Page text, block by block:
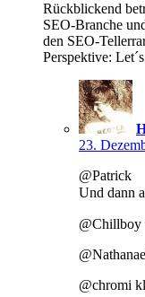
Rückblickend
SEO-Branche
den SEO-
Perspektive:
23.
@Patrick
Und dann
@Chillboy
@chromi